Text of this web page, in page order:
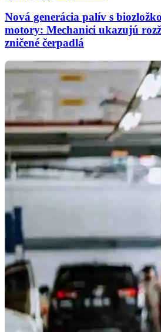
Nová generácia palív s
motory: Mechanici ukazujú
zničené čerpadlá